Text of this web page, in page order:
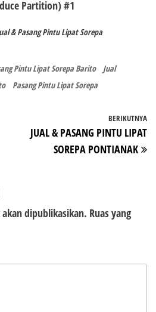
Partition) #1
& Pasang Pintu Lipat Sorepa
Pintu Lipat Sorepa Barito
Jual
Pasang Pintu Lipat Sorepa
BERIKUTNYA
JUAL & PASANG PINTU LIPAT
SOREPA PONTIANAK
dipublikasikan. Ruas yang